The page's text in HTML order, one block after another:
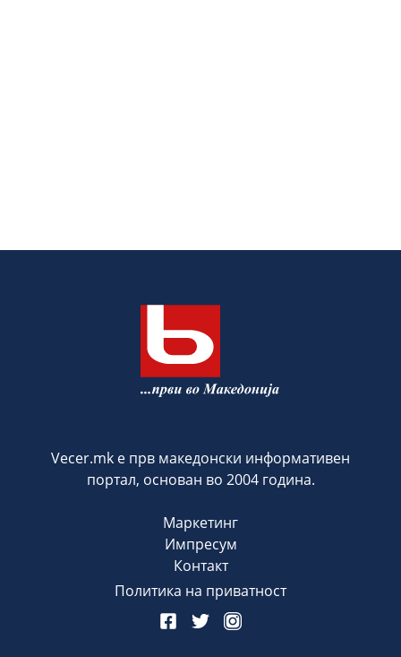
Vecer.mk е прв македонски информативен
портал, основан во 2004 година.
Маркетинг
Импресум
Контакт
Политика на приватност